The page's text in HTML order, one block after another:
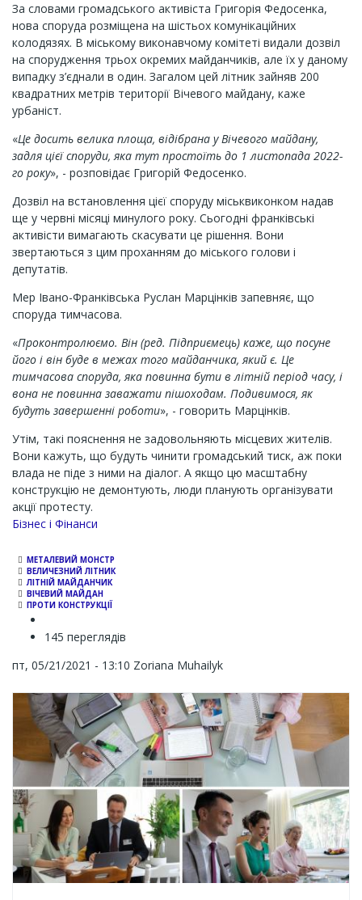
За словами громадського активіста Григорія Федосенка,
нова споруда розміщена на шістьох комунікаційних
колодязях. В міському виконавчому комітеті видали дозвіл
на спорудження трьох окремих майданчиків, але їх у даному
випадку з’єднали в один. Загалом цей літник зайняв 200
квадратних метрів території Вічевого майдану, каже
урбаніст.
«Це досить велика площа, відібрана у Вічевого майдану,
задля цієї споруди, яка тут простоїть до 1 листопада 2022-
го року», - розповідає Григорій Федосенко.
Дозвіл на встановлення цієї споруду міськвиконком надав
ще у червні місяці минулого року. Сьогодні франківські
активісти вимагають скасувати це рішення. Вони
звертаються з цим проханням до міського голови і
депутатів.
Мер Івано-Франківська Руслан Марцінків запевняє, що
споруда тимчасова.
«Проконтролюємо. Він (ред. Підприємець) каже, що посуне
його і він буде в межах того майданчика, який є. Це
тимчасова споруда, яка повинна бути в літній період часу, і
вона не повинна заважати пішоходам. Подивимося, як
будуть завершенні роботи», - говорить Марцінків.
Утім, такі пояснення не задовольняють місцевих жителів.
Вони кажуть, що будуть чинити громадський тиск, аж поки
влада не піде з ними на діалог. А якщо цю масштабну
конструкцію не демонтують, люди планують організувати
акції протесту.
Бізнес і Фінанси
МЕТАЛЕВИЙ МОНСТР
ВЕЛИЧЕЗНИЙ ЛІТНИК
ЛІТНІЙ МАЙДАНЧИК
ВІЧЕВИЙ МАЙДАН
ПРОТИ КОНСТРУКЦІЇ
145 переглядів
пт, 05/21/2021 - 13:10 Zoriana Muhailyk